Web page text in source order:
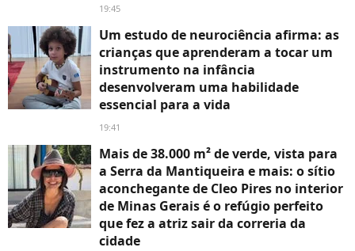
19:45
Um estudo de neurociência afirma: as
crianças que aprenderam a tocar um
instrumento na infância
desenvolveram uma habilidade
essencial para a vida
19:41
Mais de 38.000 m² de verde, vista para
a Serra da Mantiqueira e mais: o sítio
aconchegante de Cleo Pires no interior
de Minas Gerais é o refúgio perfeito
que fez a atriz sair da correria da
cidade